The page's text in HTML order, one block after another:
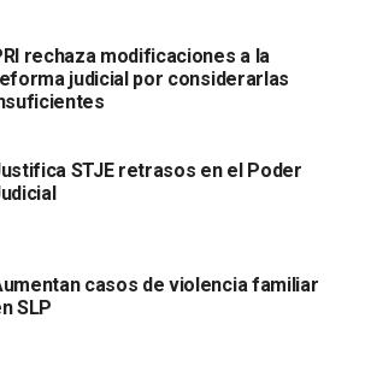
que, jueces han entregado
familias
inmobiliarios a través de
lo que
poderes judiciales de San Luis
de Disciplina y Vigilancia del
rechaza modificaciones a la
judicial por considerarlas
STJE retrasos en el Poder
casos de violencia familiar
SLP